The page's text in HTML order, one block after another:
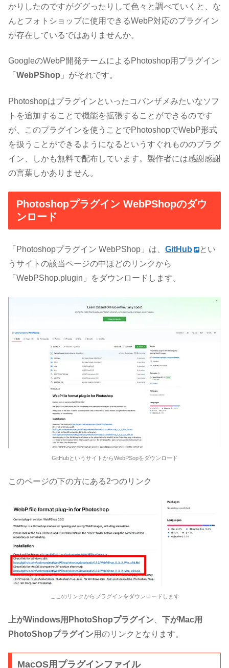
かりしたのですがググったりして色々と調べていくと、な
んとフォトショップに使用できるWebP対応のプラグイン
が存在しているではありませんか。
GoogleのWebP開発チームによるPhotoshop用プラグイン
「 WebPShop 」がそれです。
Photoshopはプラグインといったコバンザメみたいなソフ
トを追加することで機能を拡張することができるのです
が、このプラグインを使うことでPhotoshopでWebP形式
を扱うことができるようになるというすぐれもののプラグ
イン、しかも無料で配布しています。製作者には感謝感謝
の言葉しかありません。
Photoshopプラグイン WebPShopのダウ
ンロード
「Photoshopプラグイン WebPShop」は、 GitHub
とい
うサイトの該当ページの中ほどのリンクから
「WebPShop.plugin」をダウンロードします。
GitHubというサイトからWebPSopをダウンロード
このページの下の方にある2つのリンク
ここのリンクからプラグインをダウンロードします
上がWindows用PhotoShopプラグイン
下がMac用
PhotoShopプラグイン用のリンクとなります。
MacOS用プラグインファイル